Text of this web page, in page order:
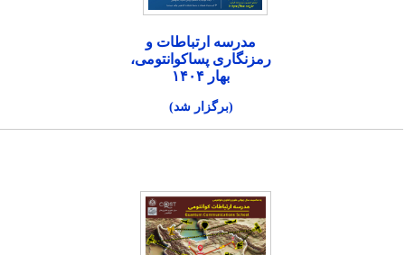
مدرسه ارتباطات و
رمزنگاری پساکوانتومی،
بهار ۱۴۰۴
(برگزار شد)